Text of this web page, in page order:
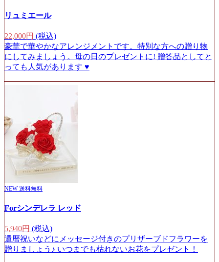
リュミエール
22,000円 (税込)
豪華で華やかなアレンジメントです。特別な方への贈り物
にしてみましょう。母の日のプレゼントに! 贈答品としてと
っても人気があります ♥
NEW 送料無料
Forシンデレラ レッド
5,940円 (税込)
還暦祝いなどにメッセージ付きのプリザーブドフラワーを
贈りましょう♪ いつまでも枯れないお花をプレゼント！